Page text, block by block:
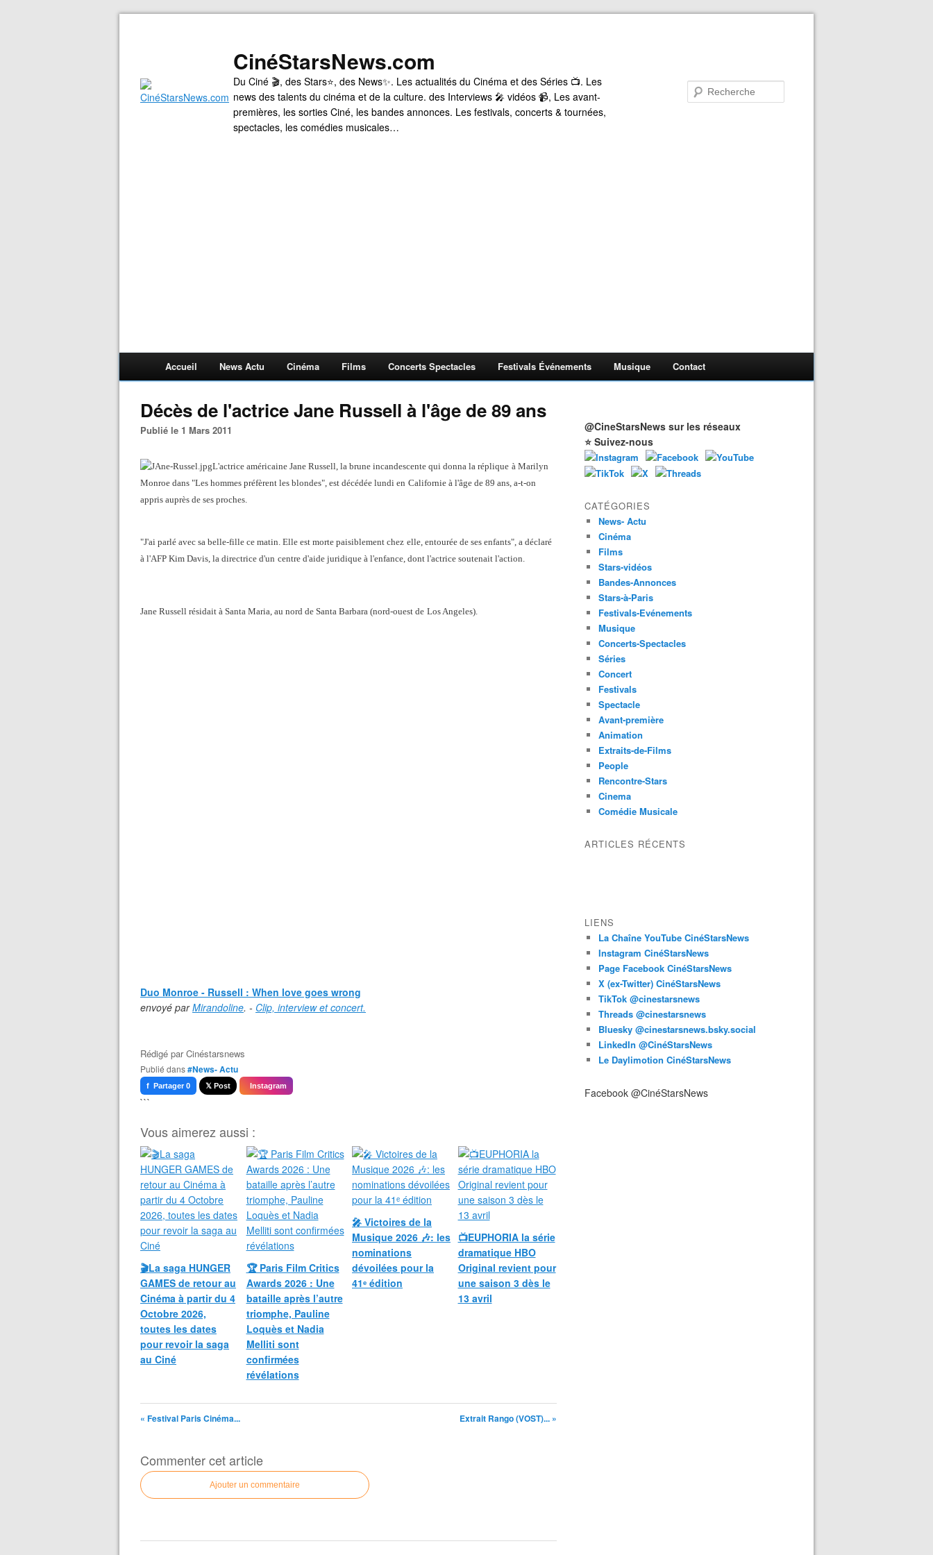
CinéStarsNews.com
Du Ciné 🎬, des Stars⭐, des News✨. Les actualités du Cinéma et des Séries 📺. Les
news des talents du cinéma et de la culture. des Interviews 🎤 vidéos 📹, Les avant-
premières, les sorties Ciné, les bandes annonces. Les festivals, concerts & tournées,
spectacles, les comédies musicales…
Accueil News Actu Cinéma Films Concerts Spectacles Festivals Événements Musique Contact
Décès de l'actrice Jane Russell à l'âge de 89 ans
Publié le 1 Mars 2011
L'actrice américaine Jane Russell, la brune incandescente qui donna la réplique à Marilyn
Monroe dans "Les hommes préfèrent les blondes", est décédée lundi en Californie à l'âge de 89 ans, a-t-on
appris auprès de ses proches.
"J'ai parlé avec sa belle-fille ce matin. Elle est morte paisiblement chez elle, entourée de ses enfants", a déclaré
à l'AFP Kim Davis, la directrice d'un centre d'aide juridique à l'enfance, dont l'actrice soutenait l'action.
Jane Russell résidait à Santa Maria, au nord de Santa Barbara (nord-ouest de Los Angeles).
Duo Monroe - Russell : When love goes wrong
envoyé parMirandoline. - Clip, interview et concert.
Rédigé parCinéstarsnews
Publié dans#News- Actu
f Partager 0 𝕏 Post Instagram
```
Vous aimerez aussi :
🎬La saga HUNGER
GAMES de retour au
Cinéma à partir du 4
Octobre 2026,
toutes les dates
pour revoir la saga
au Ciné
🏆 Paris Film Critics
Awards 2026 : Une
bataille après l’autre
triomphe, Pauline
Loquès et Nadia
Melliti sont
confirmées
révélations
🎤 Victoires de la
Musique 2026 🎶: les
nominations
dévoilées pour la
41ᵉ édition
📺EUPHORIA la série
dramatique HBO
Original revient pour
une saison 3 dès le
13 avril
« Festival Paris Cinéma... Extrait Rango (VOST)... »
Commenter cet article
Ajouter un commentaire
@CineStarsNews sur les réseaux
⭐ Suivez-nous
CATÉGORIES
News- Actu
Cinéma
Films
Stars-vidéos
Bandes-Annonces
Stars-à-Paris
Festivals-Evénements
Musique
Concerts-Spectacles
Séries
Concert
Festivals
Spectacle
Avant-première
Animation
Extraits-de-Films
People
Rencontre-Stars
Cinema
Comédie Musicale
ARTICLES RÉCENTS
LIENS
La Chaîne YouTube CinéStarsNews
Instagram CinéStarsNews
Page Facebook CinéStarsNews
X (ex-Twitter) CinéStarsNews
TikTok @cinestarsnews
Threads @cinestarsnews
Bluesky @cinestarsnews.bsky.social‬
LinkedIn @CinéStarsNews
Le Daylimotion CinéStarsNews
Facebook @CinéStarsNews